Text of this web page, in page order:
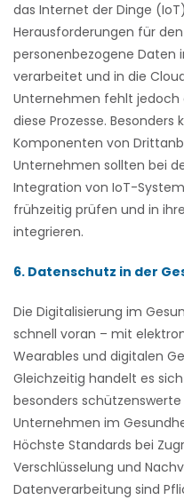
das Internet der Dinge
Herausforderungen für
personenbezogene Daten
verarbeitet und in die
Unternehmen fehlt jedoch
diese Prozesse. Besonders
Komponenten von
Unternehmen sollten bei
Integration von IoT-
frühzeitig prüfen und in
integrieren.
6. Datenschutz in der
Die Digitalisierung im
schnell voran – mit
Wearables und digitalen
Gleichzeitig handelt es
besonders
Unternehmen im
Höchste Standards bei
Verschlüsselung und
Datenverarbeitung sind